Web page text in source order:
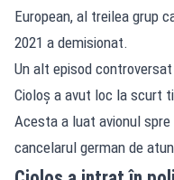
European, al treilea grup
2021 a demisionat.
Un alt episod
Cioloș a avut loc la scurt
Acesta a luat avionul
cancelarul german de